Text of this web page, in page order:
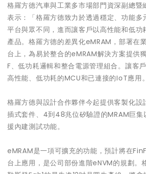
格羅方德汽車與工業多市場部門資深副總
表示：「格羅方德致力於透過穩定、功能多
平台與眾不同，進而讓客戶以高性能和低功
產品。格羅方德的差異化eMRAM，部署在
台上，為易於整合的eMRAM解決方案提供
F、低功耗邏輯和整合電源管理組合。讓客
高性能、低功耗的MCU和已連接的IoT應用
格羅方德與設計合作夥伴今起提供客製化設
插式套件、4到48兆位矽驗證的MRAM巨集
援內建測試功能。
eMRAM是一項可擴充的功能，預計將在
台上應用，是公司部份進階eNVM的規劃。